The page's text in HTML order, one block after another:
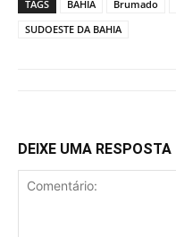
TAGS BAHIA Brumado
SUDOESTE DA BAHIA
DEIXE UMA RESPOSTA